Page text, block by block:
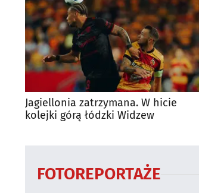
Jagiellonia zatrzymana. W hicie
kolejki górą łódzki Widzew
FOTOREPORTAŻE